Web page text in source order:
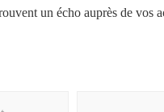
un écho auprès de vos